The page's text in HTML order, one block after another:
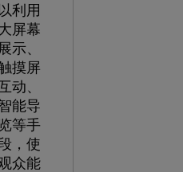
以利用
屏幕
展示、
摸屏
动、
能导
等手
，使
众能